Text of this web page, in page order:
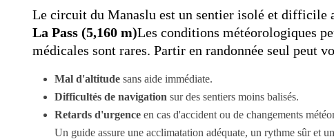
Le circuit du Manaslu est un sentier isolé et difficile
La Pass (5,160 m)Les conditions météorologiques
médicales sont rares. Partir en randonnée seul peut
Mal d'altitude sans aide immédiate.
Difficultés de navigation sur des sentiers moins balisés.
Retards d'urgence en cas d'accident ou de changements
Un guide assure une acclimatation adéquate, un rythme sûr et